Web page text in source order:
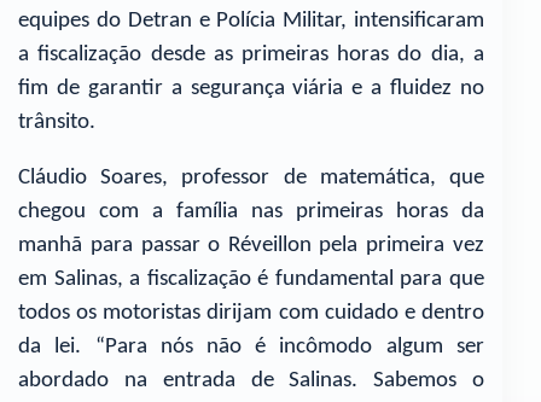
equipes do Detran e Polícia Militar, intensificaram
a fiscalização desde as primeiras horas do dia, a
fim de garantir a segurança viária e a fluidez no
trânsito.
Cláudio Soares, professor de matemática, que
chegou com a família nas primeiras horas da
manhã para passar o Réveillon pela primeira vez
em Salinas, a fiscalização é fundamental para que
todos os motoristas dirijam com cuidado e dentro
da lei. “Para nós não é incômodo algum ser
abordado na entrada de Salinas. Sabemos o